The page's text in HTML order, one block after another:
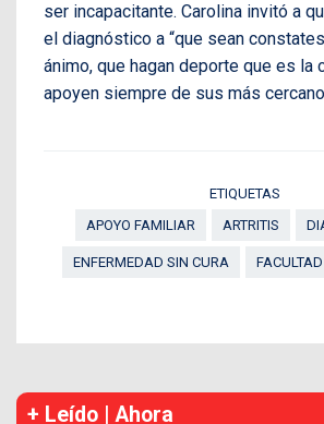
ser incapacitante. Carolina invitó a
el diagnóstico a “que sean
ánimo, que hagan deporte que es la
apoyen siempre de sus más
ETIQUETAS
APOYO FAMILIAR
ARTRITIS
ENFERMEDAD SIN CURA
+ Leído | Ahora